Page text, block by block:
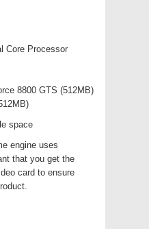
Core Processor
8800 GTS (512MB)
space
engine uses
that you get the
card to ensure